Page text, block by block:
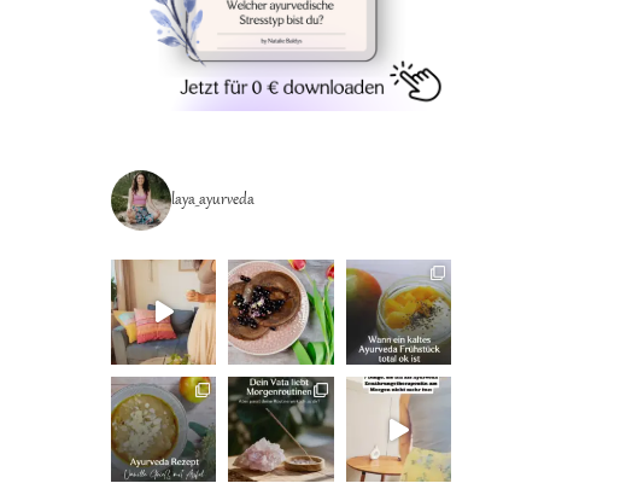
laya_ayurveda